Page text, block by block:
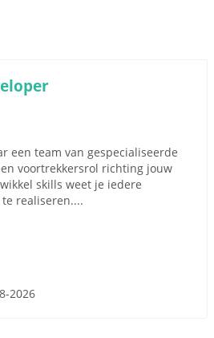
een team van gespecialiseerde
voortrekkersrol richting jouw
skills weet je iedere
realiseren....
2026